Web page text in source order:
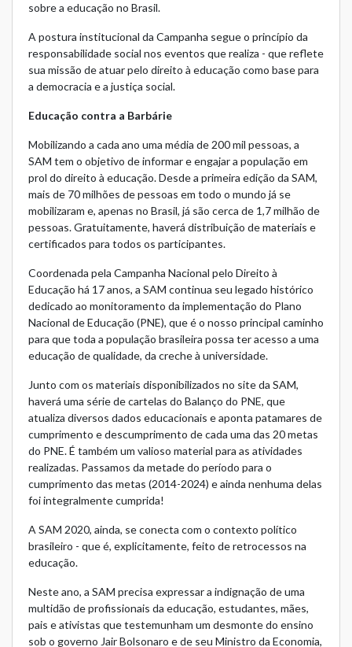
sobre a educação no Brasil.
A postura institucional da Campanha segue o princípio da
responsabilidade social nos eventos que realiza - que reflete
sua missão de atuar pelo direito à educação como base para
a democracia e a justiça social.
Educação contra a Barbárie
Mobilizando a cada ano uma média de 200 mil pessoas, a
SAM tem o objetivo de informar e engajar a população em
prol do direito à educação. Desde a primeira edição da SAM,
mais de 70 milhões de pessoas em todo o mundo já se
mobilizaram e, apenas no Brasil, já são cerca de 1,7 milhão de
pessoas. Gratuitamente, haverá distribuição de materiais e
certificados para todos os participantes.
Coordenada pela Campanha Nacional pelo Direito à
Educação há 17 anos, a SAM continua seu legado histórico
dedicado ao monitoramento da implementação do Plano
Nacional de Educação (PNE), que é o nosso principal caminho
para que toda a população brasileira possa ter acesso a uma
educação de qualidade, da creche à universidade.
Junto com os materiais disponibilizados no site da SAM,
haverá uma série de cartelas do Balanço do PNE, que
atualiza diversos dados educacionais e aponta patamares de
cumprimento e descumprimento de cada uma das 20 metas
do PNE. É também um valioso material para as atividades
realizadas. Passamos da metade do período para o
cumprimento das metas (2014-2024) e ainda nenhuma delas
foi integralmente cumprida!
A SAM 2020, ainda, se conecta com o contexto político
brasileiro - que é, explicitamente, feito de retrocessos na
educação.
Neste ano, a SAM precisa expressar a indignação de uma
multidão de profissionais da educação, estudantes, mães,
pais e ativistas que testemunham um desmonte do ensino
sob o governo Jair Bolsonaro e de seu Ministro da Economia,